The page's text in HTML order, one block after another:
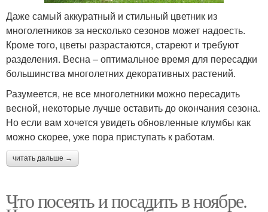
Даже самый аккуратный и стильный цветник из
многолетников за несколько сезонов может надоесть.
Кроме того, цветы разрастаются, стареют и требуют
разделения. Весна – оптимальное время для пересадки
большинства многолетних декоративных растений.
Разумеется, не все многолетники можно пересадить
весной, некоторые лучше оставить до окончания сезона.
Но если вам хочется увидеть обновленные клумбы как
можно скорее, уже пора приступать к работам.
читать дальше →
Что посеять и посадить в ноябре.